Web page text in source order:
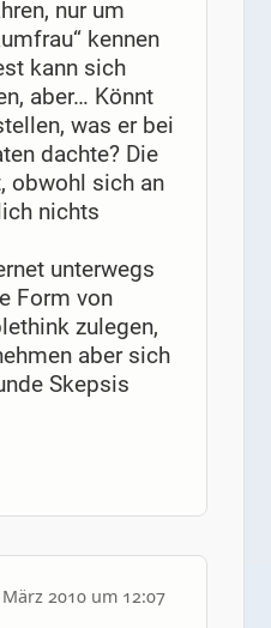
nur um
kennen
kann sich
aber… Könnt
was er bei
dachte? Die
obwohl sich an
nichts
unterwegs
Form von
zulegen,
aber sich
Skepsis
2010 um 12:07